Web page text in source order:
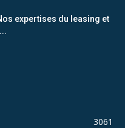
expertises du leasing et
3061